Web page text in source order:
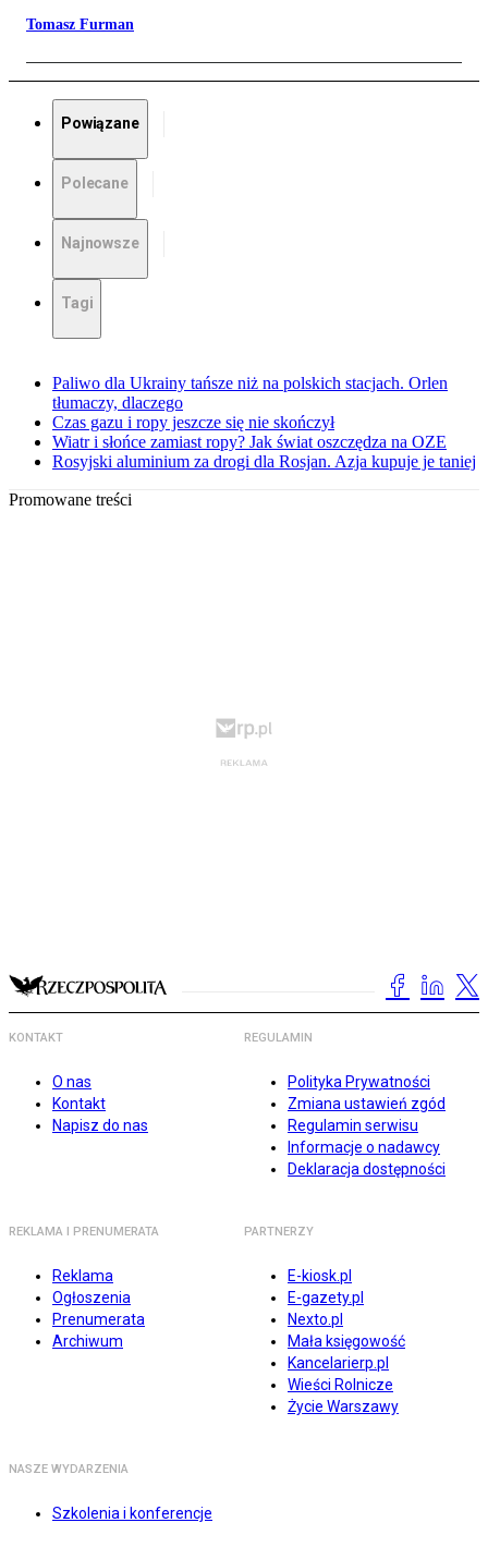
Tomasz Furman
Powiązane
Polecane
Najnowsze
Tagi
Paliwo dla Ukrainy tańsze niż na polskich stacjach. Orlen
tłumaczy, dlaczego
Czas gazu i ropy jeszcze się nie skończył
Wiatr i słońce zamiast ropy? Jak świat oszczędza na OZE
Rosyjski aluminium za drogi dla Rosjan. Azja kupuje je taniej
Promowane treści
KONTAKT
O nas
Kontakt
Napisz do nas
REGULAMIN
Polityka Prywatności
Zmiana ustawień zgód
Regulamin serwisu
Informacje o nadawcy
Deklaracja dostępności
REKLAMA I PRENUMERATA
Reklama
Ogłoszenia
Prenumerata
Archiwum
PARTNERZY
E-kiosk.pl
E-gazety.pl
Nexto.pl
Mała księgowość
Kancelarierp.pl
Wieści Rolnicze
Życie Warszawy
NASZE WYDARZENIA
Szkolenia i konferencje